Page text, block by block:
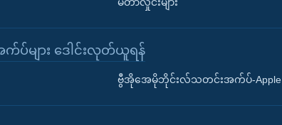
များ ဒေါင်းလုတ်ယူရန်
ဗွီအိုအေမိုဘိုင်းလ်သတင်းအက်ပ်-Apple